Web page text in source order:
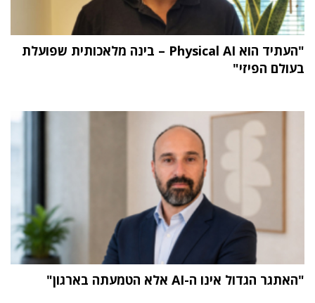
"העתיד הוא Physical AI – בינה מלאכותית שפועלת
בעולם הפיזי"
"האתגר הגדול אינו ה-AI אלא הטמעתה בארגון"